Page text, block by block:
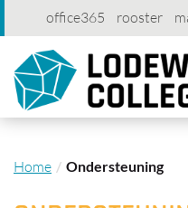
office365 rooster
account
Home Ondersteuning